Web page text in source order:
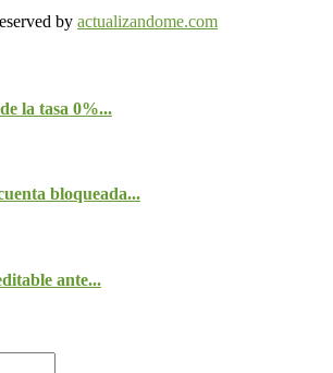
by actualizandome.com
la tasa 0%...
bloqueada...
ante...